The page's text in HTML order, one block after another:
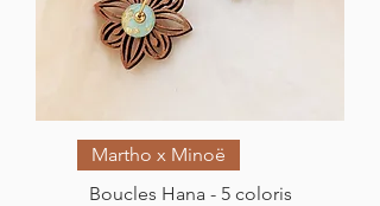
Martho x Minoë
Boucles Hana - 5 coloris